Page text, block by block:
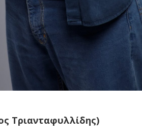
Τριανταφυλλίδης)